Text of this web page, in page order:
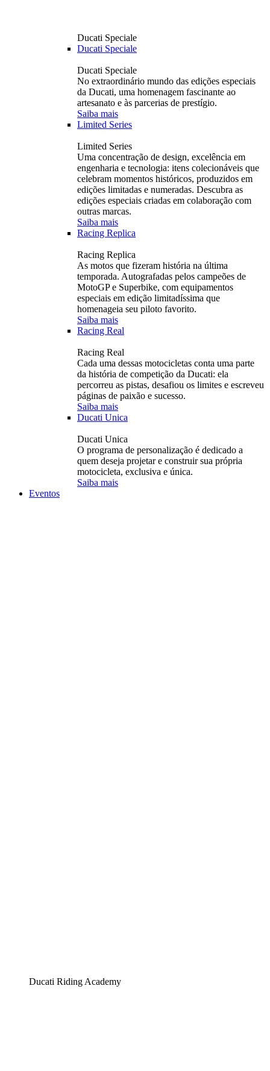
Ducati Speciale
Ducati Speciale
Ducati Speciale
No extraordinário mundo das edições especiais
da Ducati, uma homenagem fascinante ao
artesanato e às parcerias de prestígio.
Saiba mais
Limited Series
Limited Series
Uma concentração de design, excelência em
engenharia e tecnologia: itens colecionáveis ​​que
celebram momentos históricos, produzidos em
edições limitadas e numeradas. Descubra as
edições especiais criadas em colaboração com
outras marcas.
Saiba mais
Racing Replica
Racing Replica
As motos que fizeram história na última
temporada. Autografadas pelos campeões de
MotoGP e Superbike, com equipamentos
especiais em edição limitadíssima que
homenageia seu piloto favorito.
Saiba mais
Racing Real
Racing Real
Cada uma dessas motocicletas conta uma parte
da história de competição da Ducati: ela
percorreu as pistas, desafiou os limites e escreveu
páginas de paixão e sucesso.
Saiba mais
Ducati Unica
Ducati Unica
O programa de personalização é dedicado a
quem deseja projetar e construir sua própria
motocicleta, exclusiva e única.
Saiba mais
Eventos
Ducati Riding Academy